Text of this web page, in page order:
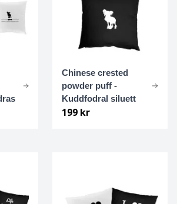
Chinese crested
powder puff -
Kuddfodral siluett
199 kr